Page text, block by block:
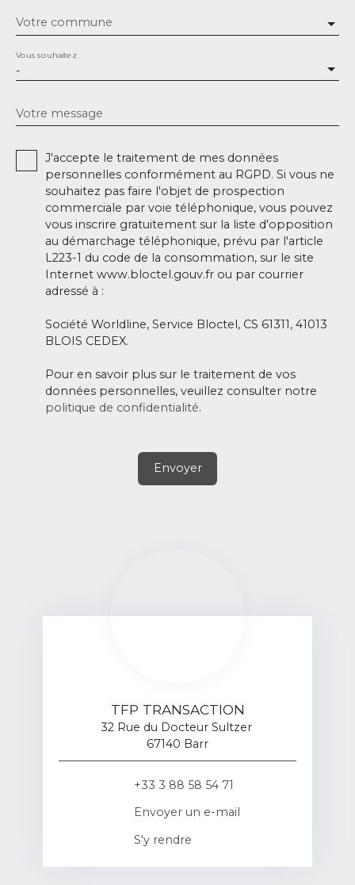
Votre commune
-
Vous souhaitez
Votre message
J'accepte le traitement de mes données
personnelles conformément au RGPD. Si vous ne
souhaitez pas faire l'objet de prospection
commerciale par voie téléphonique, vous pouvez
vous inscrire gratuitement sur la liste d'opposition
au démarchage téléphonique, prévu par l'article
L223-1 du code de la consommation, sur le site
Internet www.bloctel.gouv.fr ou par courrier
adressé à :
Société Worldline, Service Bloctel, CS 61311, 41013
BLOIS CEDEX.
Pour en savoir plus sur le traitement de vos
données personnelles, veuillez consulter notre
politique de confidentialité.
Envoyer
TFP TRANSACTION
32 Rue du Docteur Sultzer
67140 Barr
+33 3 88 58 54 71
Envoyer un e-mail
S'y rendre